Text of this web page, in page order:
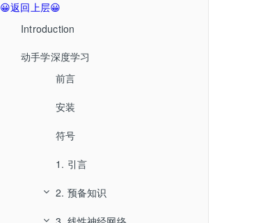
😀返回上层😀
Introduction
动手学深度学习
前言
安装
符号
1. 引言
2. 预备知识